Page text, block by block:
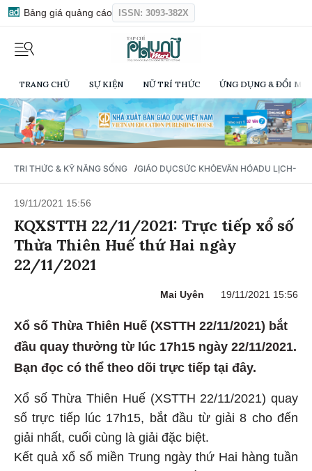
Bảng giá quảng cáo ISSN: 3093-382X
TRANG CHỦ SỰ KIỆN NỮ TRÍ THỨC ỨNG DỤNG & ĐỔI
TRI THỨC & KỸ NĂNG SỐNG /GIÁO DỤCSỨC KHỎEVĂN HÓADU LỊCH-
19/11/2021 15:56
KQXSTTH 22/11/2021: Trực tiếp xổ số
Thừa Thiên Huế thứ Hai ngày
22/11/2021
Mai Uyên 19/11/2021 15:56
Xổ số Thừa Thiên Huế (XSTTH 22/11/2021) bắt
đầu quay thưởng từ lúc 17h15 ngày 22/11/2021.
Bạn đọc có thể theo dõi trực tiếp tại đây.
Xổ số Thừa Thiên Huế (XSTTH 22/11/2021) quay
số trực tiếp lúc 17h15, bắt đầu từ giải 8 cho đến
giải nhất, cuối cùng là giải đặc biệt.
Kết quả xổ số miền Trung ngày thứ Hai hàng tuần